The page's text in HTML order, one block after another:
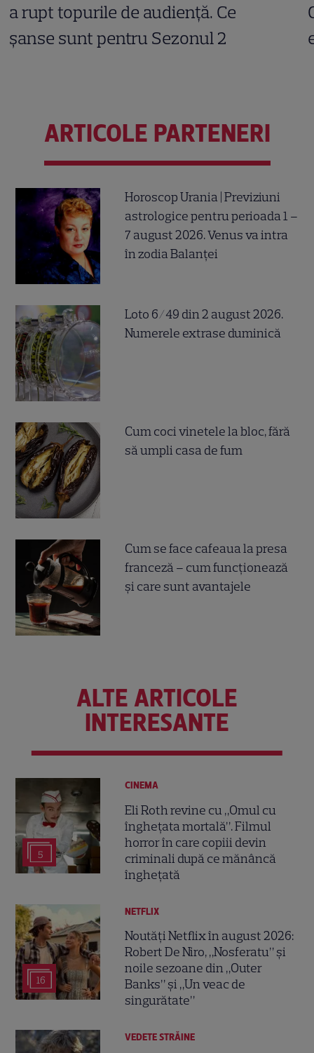
a rupt topurile de audiență. Ce
șanse sunt pentru Sezonul 2
ARTICOLE PARTENERI
Horoscop Urania | Previziuni
astrologice pentru perioada 1 –
7 august 2026. Venus va intra
în zodia Balanței
Loto 6/49 din 2 august 2026.
Numerele extrase duminică
Cum coci vinetele la bloc, fără
să umpli casa de fum
Cum se face cafeaua la presa
franceză – cum funcționează
și care sunt avantajele
ALTE ARTICOLE
INTERESANTE
5
CINEMA
Eli Roth revine cu „Omul cu
înghețata mortală”. Filmul
horror în care copiii devin
criminali după ce mănâncă
înghețată
16
NETFLIX
Noutăți Netflix în august 2026:
Robert De Niro, „Nosferatu” și
noile sezoane din „Outer
Banks” și „Un veac de
singurătate”
VEDETE STRĂINE